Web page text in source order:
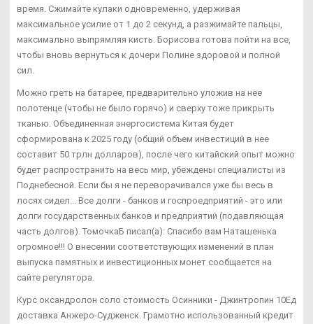
время. Сжимайте кулаки одновременно, удерживая
максимальное усилие от 1 до 2 секунд, а разжимайте пальцы,
максимально выпрямляя кисть. Борисова готова пойти на все,
чтобы вновь вернуться к дочери Полине здоровой и полной
сил.
Можно греть на батарее, предварительно уложив на нее
полотенце (чтобы не было горячо) и сверху тоже прикрыть
тканью. Объединенная энергосистема Китая будет
сформирована к 2025 году (общий объем инвестиций в нее
составит 50 трлн долларов), после чего китайский опыт можно
будет распространить на весь мир, убеждены специалисты из
Поднебесной. Если бы я не переворачивался уже бы весь в
лосях сидел... Все долги - банков и госпроедприятий - это или
долги государственных банков и предприятий (подавляющая
часть долгов). ТомочкаБ писал(а): Спасибо вам Наташенька
огромное!!! О внесении соответствующих изменений в план
выпуска памятных и инвестиционных монет сообщается на
сайте регулятора.
Курс оксандролон соло стоимость Осинники - Джинтропин 10Ед
доставка Анжеро-Судженск. Грамотно использованный кредит